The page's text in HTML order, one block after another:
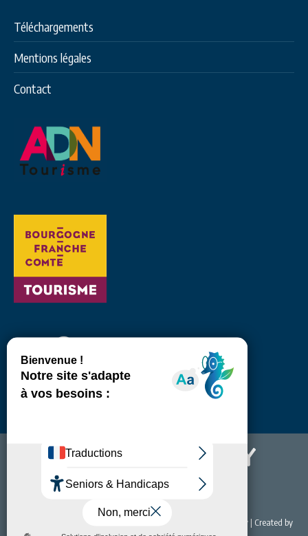
Téléchargements
Mentions légales
Contact
© 2022 Office de Tourisme & du Thermalisme de Bourbon-Lancy | Created by